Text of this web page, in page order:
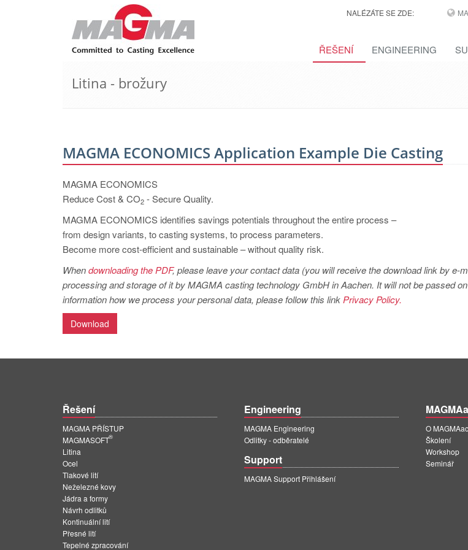
NALÉZÁTE SE ZDE:
ŘEŠENÍ ENGINEERING
Litina - brožury
MAGMA ECONOMICS Application Example Die Casting
MAGMA ECONOMICS
Reduce Cost & CO2 - Secure Quality.
MAGMA ECONOMICS identifies savings potentials throughout the entire process –
from design variants, to casting systems, to process parameters.
Become more cost-efficient and sustainable – without quality risk.
Whendownloading the PDF, please leave your contact data (you will receive the download link by e-
processing and storage of it by MAGMA casting technology GmbH in Aachen. It will not be passed
information how we process your personal data, please follow this link Privacy Policy.
Download
Řešení
MAGMA PŘÍSTUP
MAGMASOFT
®
Litina
Ocel
Tlakové lití
Neželezné kovy
Jádra a formy
Návrh odlitků
Kontinuální lití
Přesné lití
Tepelné zpracování
Engineering
MAGMA Engineering
Odlitky - odběratelé
Support
MAGMA Support Přihlášení
O
Školení
Workshop
Seminář